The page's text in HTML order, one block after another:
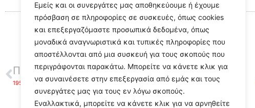
Εμείς και οι συνεργάτες μας αποθηκεύουμε ή έχουμε
πρόσβαση σε πληροφορίες σε συσκευές, όπως cookies
και επεξεργαζόμαστε προσωπικά δεδομένα, όπως
μοναδικά αναγνωριστικά και τυπικές πληροφορίες που
αποστέλλονται από μια συσκευή για τους σκοπούς που
περιγράφονται παρακάτω. Μπορείτε να κάνετε κλικ για
να συναινέσετε στην επεξεργασία από εμάς και τους
συνεργάτες μας για τους εν λόγω σκοπούς.
Εναλλακτικά, μπορείτε να κάνετε κλικ για να αρνηθείτε
ΠΡΟΗΓΟΥΜΕΝΟ